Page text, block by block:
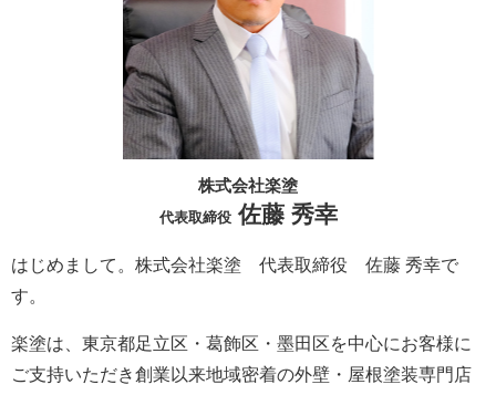
株式会社楽塗
代表取締役佐藤 秀幸
はじめまして。株式会社楽塗 代表取締役 佐藤 秀幸で
す。
楽塗は、東京都足立区・葛飾区・墨田区を中心にお客様に
ご支持いただき創業以来地域密着の外壁・屋根塗装専門店